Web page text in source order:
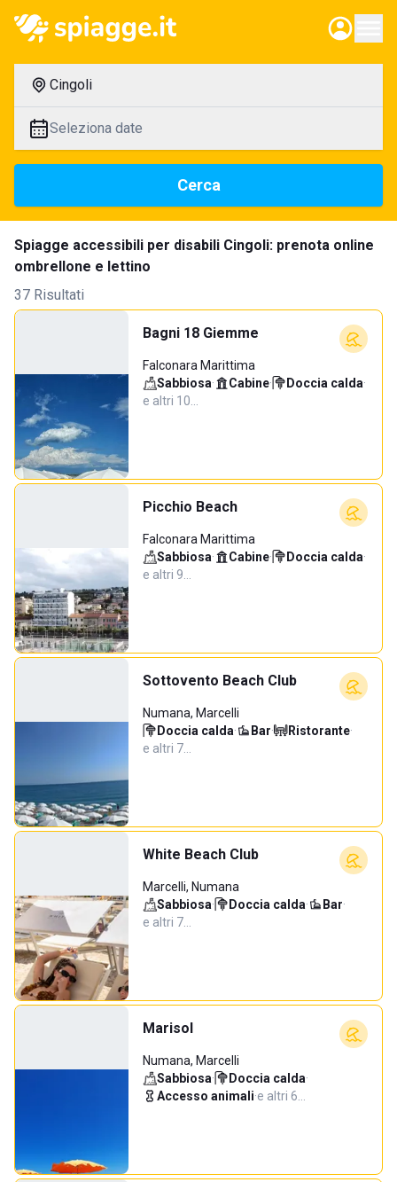
Cingoli
Seleziona date
Cerca
Spiagge accessibili per disabili Cingoli: prenota online
ombrellone e lettino
37 Risultati
Bagni 18 Giemme
Falconara Marittima
Sabbiosa· Cabine· Doccia calda·
e altri 10…
Picchio Beach
Falconara Marittima
Sabbiosa· Cabine· Doccia calda·
e altri 9…
Sottovento Beach Club
Numana, Marcelli
Doccia calda· Bar· Ristorante·
e altri 7…
White Beach Club
Marcelli, Numana
Sabbiosa· Doccia calda· Bar·
e altri 7…
Marisol
Numana, Marcelli
Sabbiosa· Doccia calda·
Accesso animali·e altri 6…